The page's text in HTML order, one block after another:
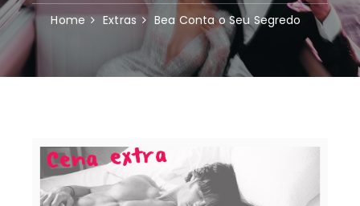
Home Extras Bea Conta o Seu Segredo